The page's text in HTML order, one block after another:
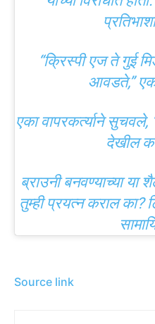
“क्रिस्पी एज ते गुई
आवडते,” एक
एका वापरकर्त्याने
देखील
ब्राउनी बनवण्याच्या या
तुम्ही प्रयत्न कराल का?
Source link